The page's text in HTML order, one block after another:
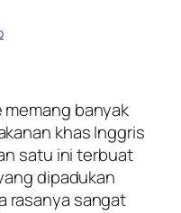
banyak
khas Inggris
satu ini terbuat
dipadukan
rasanya sangat